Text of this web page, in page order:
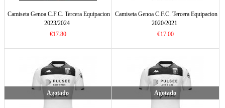
Camiseta Genoa C.F.C. Tercera Equipacion
2023/2024
€17.80
Camiseta Genoa C.F.C. Tercera Equipacion
2020/2021
€17.00
Agotado Agotado